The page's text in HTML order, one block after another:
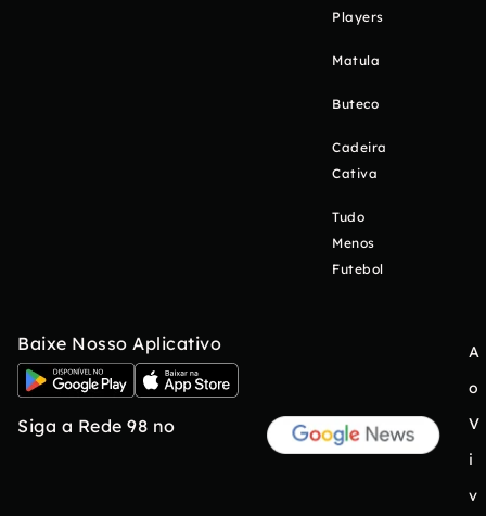
Players
Matula
Buteco
Cadeira
Cativa
Tudo
Menos
Futebol
Baixe Nosso Aplicativo
Siga a Rede 98 no
A
o
V
i
v